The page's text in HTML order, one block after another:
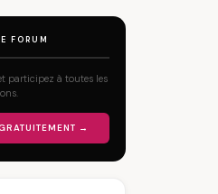
FORUM
participez à toutes les
→